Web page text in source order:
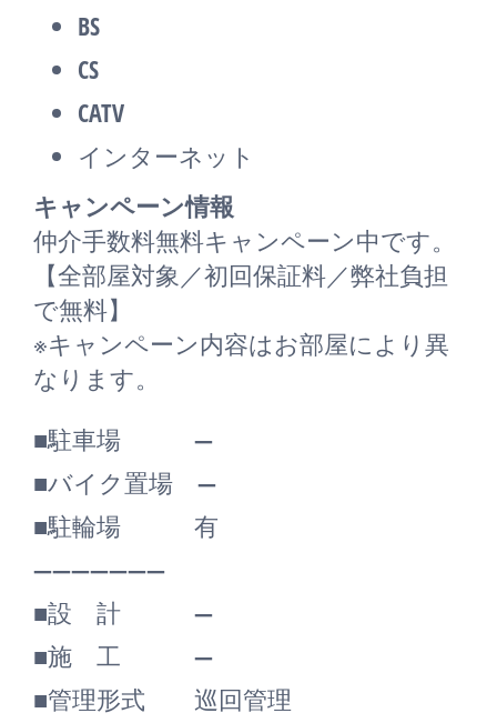
BS
CS
CATV
インターネット
キャンペーン情報
仲介手数料無料キャンペーン中です。
【全部屋対象／初回保証料／弊社負担
で無料】
※キャンペーン内容はお部屋により異
なります。
■駐車場 ―
■バイク置場 ―
■駐輪場 有
―――――――
■設 計 ―
■施 工 ―
■管理形式 巡回管理